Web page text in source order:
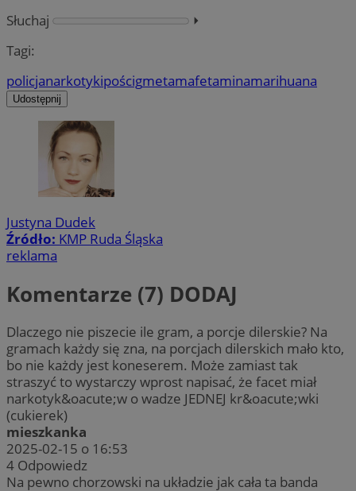
Słuchaj
⏵︎
Tagi:
policjanarkotykipościgmetamafetaminamarihuana
Udostępnij
Justyna Dudek
Źródło: KMP Ruda Śląska
reklama
Komentarze (7) DODAJ
Dlaczego nie piszecie ile gram, a porcje dilerskie? Na
gramach każdy się zna, na porcjach dilerskich mało kto,
bo nie każdy jest koneserem. Może zamiast tak
straszyć to wystarczy wprost napisać, że facet miał
narkotyk&oacute;w o wadze JEDNEJ kr&oacute;wki
(cukierek)
mieszkanka
2025-02-15 o 16:53
4 Odpowiedz
Na pewno chorzowski na układzie jak cała ta banda